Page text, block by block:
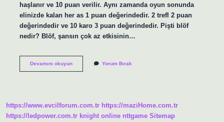
haşlanır ve 10 puan verilir. Aynı zamanda oyun sonunda
elinizde kalan her as 1 puan değerindedir. 2 trefl 2 puan
değerindedir ve 10 karo 3 puan değerindedir. Pişti blöf
nedir? Blöf, şansın çok az etkisinin…
Devamını okuyun3
Yorum Bırak
https://www.evcilforum.com.tr https://maziHome.com.tr
https://ledpower.com.tr knight online nttgame Sitemap